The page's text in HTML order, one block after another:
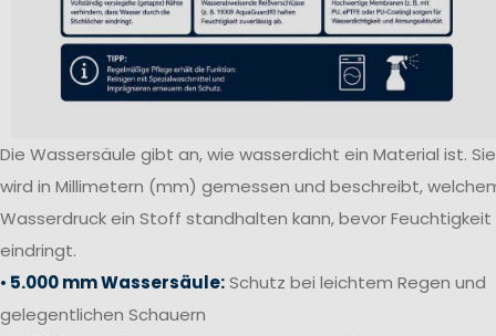
Die Wassersäule gibt an, wie wasserdicht ein Material ist. Sie
wird in Millimetern (mm) gemessen und beschreibt,
Wasserdruck ein Stoff standhalten kann, bevor Feuchtigkeit
eindringt.
• 5.000 mm Wassersäule:Schutz bei leichtem Regen und
gelegentlichen Schauern